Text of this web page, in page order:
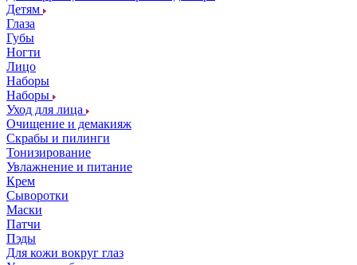
Детям
Глаза
Губы
Ногти
Лицо
Наборы
Наборы
Уход для лица
Очищение и демакияж
Скрабы и пилинги
Тонизирование
Увлажнение и питание
Крем
Сыворотки
Маски
Патчи
Пэды
Для кожи вокруг глаз